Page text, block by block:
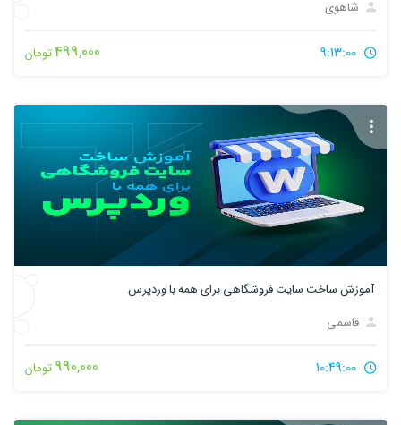
شاهوی
499,000تومان
آموزش ساخت سایت فروشگاهی برای همه با وردپرس
قاسمی
990,000تومان